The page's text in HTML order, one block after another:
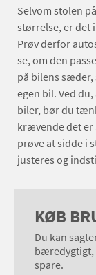
Selvom stolen
størrelse, er det
Prøv derfor
se, om den
på bilens sæder,
egen bil. Ved
biler, bør du
krævende det er
prøve at sidde i
justeres og
KØB
Du kan
bæredygtigt,
spare.